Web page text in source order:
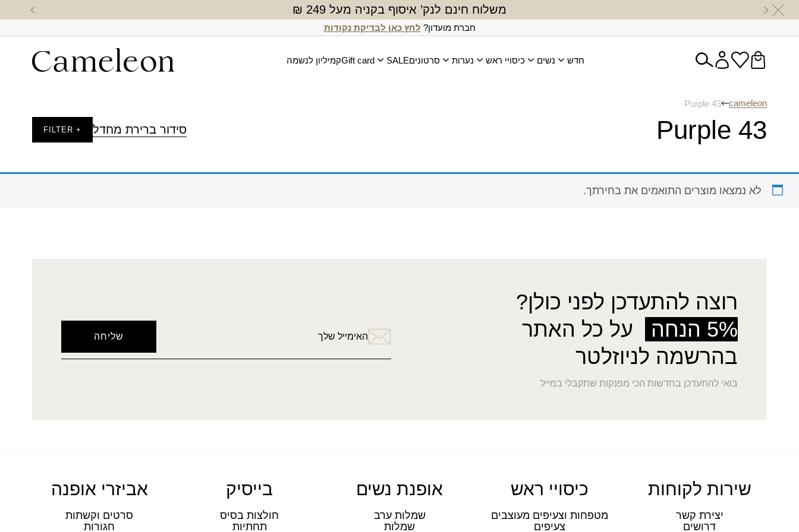
משלוח חינם לנק’ איסוף בקניה מעל 249 ₪
חברת מועדון? לחץ כאן לבדיקת נקודות
חדש נשים כיסויי ראש נערות סרטוניםSALE
Gift cardקמיליון לנשמה
cameleon
Purple 43
Purple 43 סידור ברירת מחדל + FILTER
לא נמצאו מוצרים התואמים את בחירתך.
רוצה להתעדכן לפני כולן?
5% הנחה
על כל האתר
בהרשמה לניוזלטר
בואי להתעדכן בחדשות הכי מפנקות שתקבלי במייל
האימייל שלך
שירות לקוחות
יצירת קשר
דרושים
כיסויי ראש
מטפחות וצעיפים מעוצבים
צעיפים
אופנת נשים
שמלות ערב
שמלות
בייסיק
חולצות בסיס
תחתיות
אביזרי אופנה
סרטים וקשתות
חגורות